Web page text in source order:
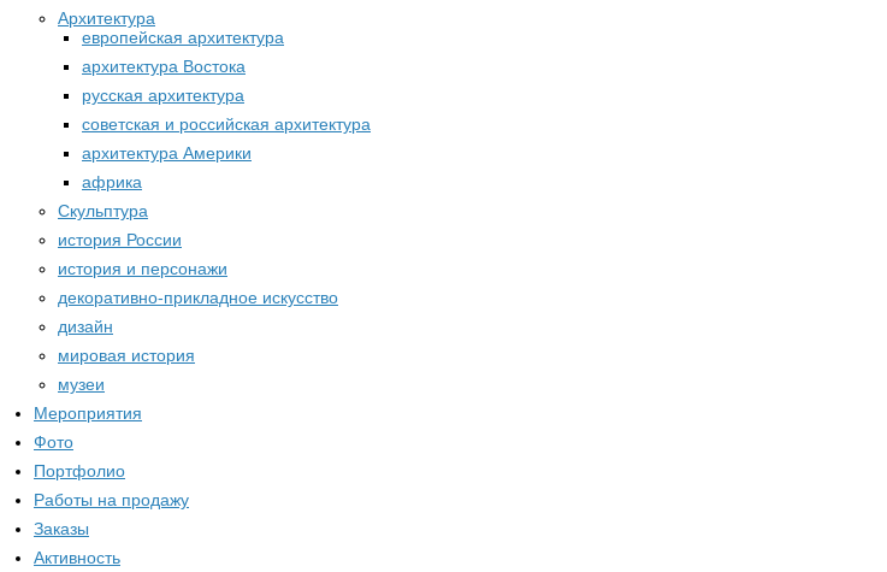
Архитектура
европейская архитектура
архитектура Востока
русская архитектура
советская и российская архитектура
архитектура Америки
африка
Скульптура
история России
история и персонажи
декоративно-прикладное искусство
дизайн
мировая история
музеи
Мероприятия
Фото
Портфолио
Работы на продажу
Заказы
Активность